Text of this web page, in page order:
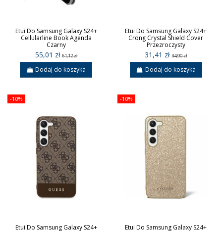
Etui Do Samsung Galaxy S24+
Cellularline Book Agenda
Czarny
55,01 zł61,12 zł
Dodaj do koszyka
Etui Do Samsung Galaxy S24+
Crong Crystal Shield Cover
Przezroczysty
31,41 zł34,90 zł
Dodaj do koszyka
-10%
Etui Do Samsung Galaxy S24+
-10%
Etui Do Samsung Galaxy S24+